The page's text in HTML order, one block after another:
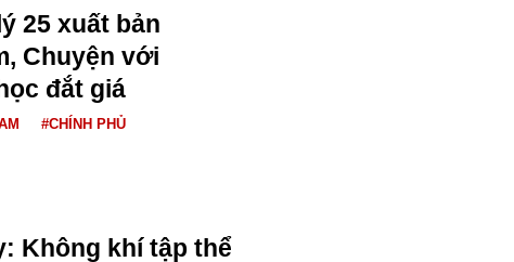
25 xuất bản
Chuyện với
đắt giá
#CHÍNH PHỦ
Không khí tập thể